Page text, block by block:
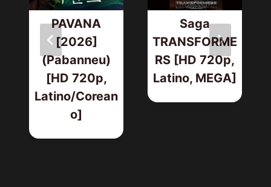
PAVANA
[2026]
(Pabanneu)
[HD 720p,
Latino/Corean
o]
Saga
TRANSFORME
RS [HD 720p,
Latino, MEGA]